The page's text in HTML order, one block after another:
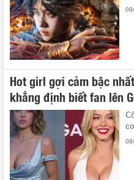
Hot girl gợi cảm bậc
khẳng định biết fan lên